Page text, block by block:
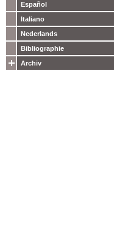
Español
Italiano
Nederlands
Bibliographie
Archiv